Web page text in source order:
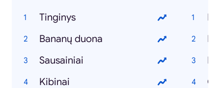
Tinginys
Bananų duona
Sausainiai
Kibinai